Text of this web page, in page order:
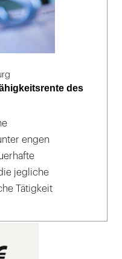
des
engen
jegliche
Tätigkeit